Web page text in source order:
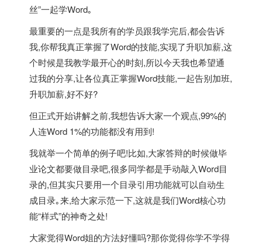
丝”一起学Word｡
最重要的一点是我所有的学员跟我学完后,都会告诉
我,你帮我真正掌握了Word的技能,实现了升职加薪,这
个时候是我教学最开心的时刻,所以今天我也希望通
过我的分享,让各位真正掌握Word技能,一起告别加班,
升职加薪,好不好?
但正式开始讲解之前,我想告诉大家一个观点,99%的
人连Word 1%的功能都没有用到!
我就举一个简单的例子吧!比如,大家答辩的时候做毕
业论文都要做目录吧,很多同学都是手动敲入Word目
录的,但其实只要用一个目录引用功能就可以自动生
成目录｡来,给大家示范一下,这就是我们Word核心功
能“样式”的神奇之处!
大家觉得Word姐的方法好懂吗?那你觉得你学不学得